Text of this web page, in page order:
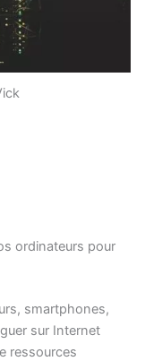
ordinateurs pour
smartphones,
sur Internet
ressources